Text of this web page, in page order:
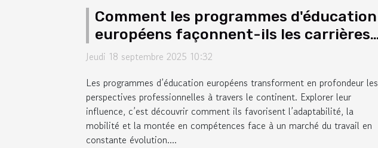
Comment les programmes d'éducation
européens façonnent-ils les carrières
modernes ?
Jeudi 18 septembre 2025 10:32
Les programmes d’éducation européens transforment en profondeur les
perspectives professionnelles à travers le continent. Explorer leur
influence, c’est découvrir comment ils favorisent l’adaptabilité, la
mobilité et la montée en compétences face à un marché du travail en
constante évolution....